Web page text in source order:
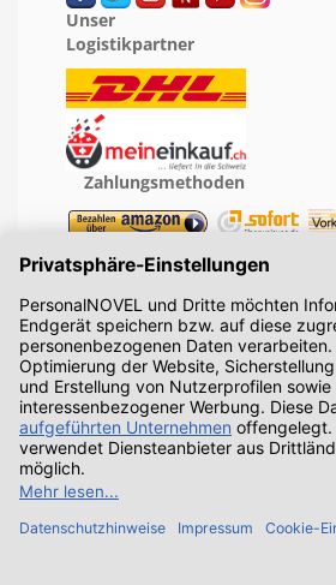
Unser
Logistikpartner
Zahlungsmethoden
Geprüfte Leistung
Recht
Sicherheit